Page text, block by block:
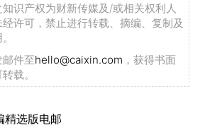
识产权为财新传媒及/或相关权利人
许可，禁止进行转载、摘编、复制及
件至hello@caixin.com ，获得书面
载。
精选版电邮